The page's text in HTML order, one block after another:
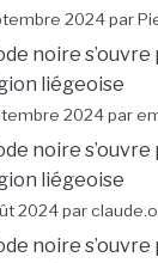
2024 par
noire
liégeoise
2024 par
noire
liégeoise
2024 par
noire